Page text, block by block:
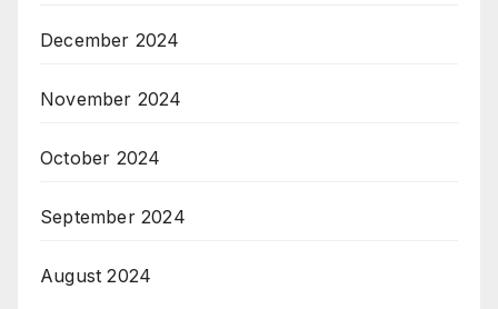
December 2024
November 2024
October 2024
September 2024
August 2024